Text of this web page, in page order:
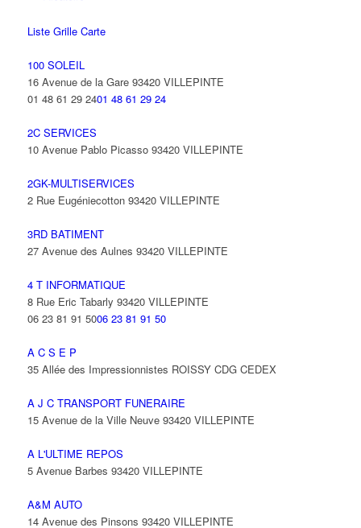
Liste Grille Carte
100 SOLEIL
16 Avenue de la Gare 93420 VILLEPINTE
01 48 61 29 2401 48 61 29 24
2C SERVICES
10 Avenue Pablo Picasso 93420 VILLEPINTE
2GK-MULTISERVICES
2 Rue Eugéniecotton 93420 VILLEPINTE
3RD BATIMENT
27 Avenue des Aulnes 93420 VILLEPINTE
4 T INFORMATIQUE
8 Rue Eric Tabarly 93420 VILLEPINTE
06 23 81 91 5006 23 81 91 50
A C S E P
35 Allée des Impressionnistes ROISSY CDG CEDEX
A J C TRANSPORT FUNERAIRE
15 Avenue de la Ville Neuve 93420 VILLEPINTE
A L'ULTIME REPOS
5 Avenue Barbes 93420 VILLEPINTE
A&M AUTO
14 Avenue des Pinsons 93420 VILLEPINTE